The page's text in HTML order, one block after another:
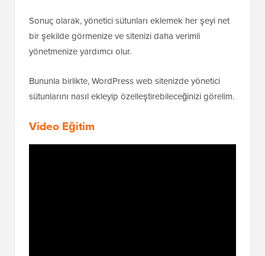
Sonuç olarak, yönetici sütunları eklemek her şeyi net
bir şekilde görmenize ve sitenizi daha verimli
yönetmenize yardımcı olur.
Bununla birlikte, WordPress web sitenizde yönetici
sütunlarını nasıl ekleyip özelleştirebileceğinizi görelim.
Video Eğitim